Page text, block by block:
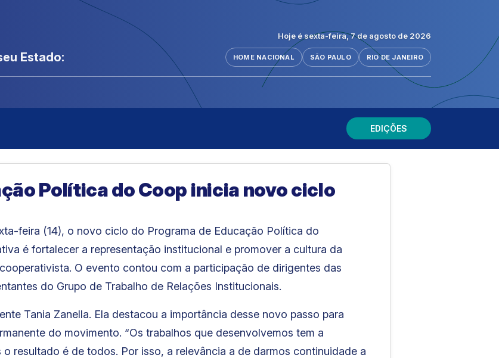
Hoje é sexta-feira, 7 de agosto de 2026
Estado: HOME NACIONAL SÃO PAULO RIO DE JANEIRO
EDIÇÕES
Política do Coop inicia novo ciclo
feira (14), o novo ciclo do Programa de Educação Política do
é fortalecer a representação institucional e promover a cultura da
O evento contou com a participação de dirigentes das
do Grupo de Trabalho de Relações Institucionais.
Tania Zanella. Ela destacou a importância desse novo passo para
do movimento. “Os trabalhos que desenvolvemos tem a
resultado é de todos. Por isso, a relevância a de darmos continuidade a